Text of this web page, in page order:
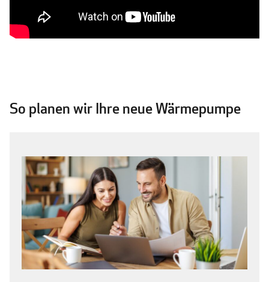
So planen wir Ihre neue Wärmepumpe